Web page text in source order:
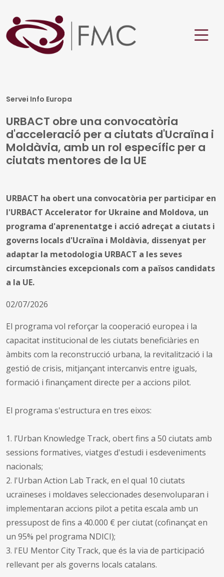
Servei Info Europa
URBACT obre una convocatòria
d'acceleració per a ciutats d'Ucraïna i
Moldàvia, amb un rol específic per a
ciutats mentores de la UE
URBACT ha obert una convocatòria per participar en
l'URBACT Accelerator for Ukraine and Moldova, un
programa d'aprenentatge i acció adreçat a ciutats i
governs locals d'Ucraïna i Moldàvia, dissenyat per
adaptar la metodologia URBACT a les seves
circumstàncies excepcionals com a països candidats
a la UE.
02/07/2026
El programa vol reforçar la cooperació europea i la
capacitat institucional de les ciutats beneficiàries en
àmbits com la reconstrucció urbana, la revitalització i la
gestió de crisis, mitjançant intercanvis entre iguals,
formació i finançament directe per a accions pilot.
El programa s'estructura en tres eixos:
1. l’Urban Knowledge Track, obert fins a 50 ciutats amb
sessions formatives, viatges d'estudi i esdeveniments
nacionals;
2. l'Urban Action Lab Track, en el qual 10 ciutats
ucraïneses i moldaves seleccionades desenvoluparan i
implementaran accions pilot a petita escala amb un
pressupost de fins a 40.000 € per ciutat (cofinançat en
un 95% pel programa NDICI);
3. l'EU Mentor City Track, que és la via de participació
rellevant per als governs locals catalans.